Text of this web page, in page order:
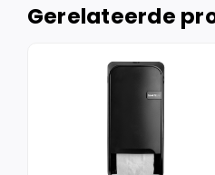
Gerelateerde